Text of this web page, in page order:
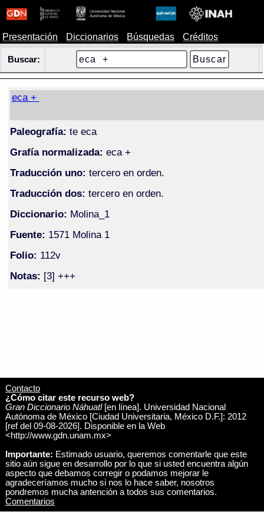
Presentación Diccionarios Búsquedas Créditos
Buscar:
eca +
Paleografía: te eca
Grafía normalizada: eca +
Traducción uno: tercero en orden.
Traducción dos: tercero en orden.
Diccionario: Molina_1
Fuente: 1571 Molina 1
Folio: 112v
Notas: [3] +++
Contacto
¿Cómo citar este recurso web?
Gran Diccionario Náhuatl[en línea]. Universidad Nacional
Autónoma de México [Ciudad Universitaria, México D.F.]: 2012
[ref del 09-08-2026]. Disponible en la Web
<http://www.gdn.unam.mx>
Importante: Estimado usuario, queremos comentarle que este
sitio aún sigue en desarrollo por lo que si usted encuentra algún
aspecto que debamos corregir o podamos mejorar le
agradeceríamos mucho si nos lo hace saber, nosotros
pondremos mucha antención a todos sus comentarios.
Comentarios